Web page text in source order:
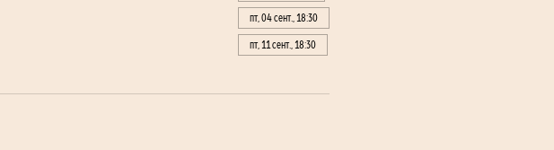
пт, 04 сент., 18:30
пт, 11 сент., 18:30